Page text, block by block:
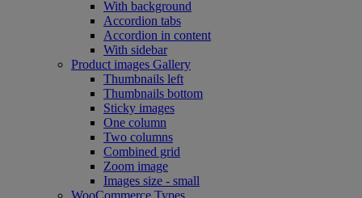
With background
Accordion tabs
Accordion in content
With sidebar
Product images Gallery
Thumbnails left
Thumbnails bottom
Sticky images
One column
Two columns
Combined grid
Zoom image
Images size - small
WooCommerce Types